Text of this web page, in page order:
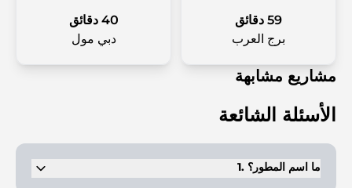
59 دقائق
برج العرب
40 دقائق
دبي مول
مشاريع مشابهة
الأسئلة الشائعة
1. ما اسم المطور؟